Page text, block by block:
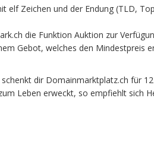
Zeichen und der Endung (TLD,
die Funktion Auktion zur
Gebot, welches den Mindestpreis
dir Domainmarktplatz.ch für
Leben erweckt, so empfiehlt sich